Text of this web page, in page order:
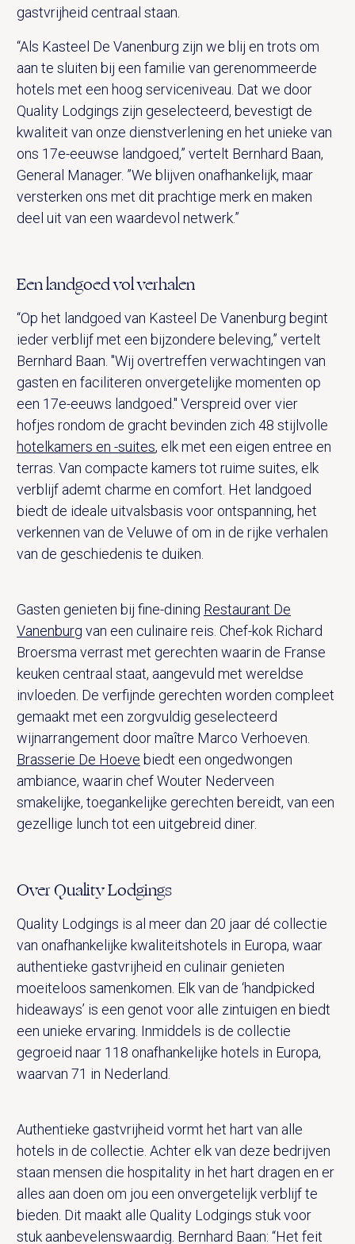
gastvrijheid centraal staan.
“Als Kasteel De Vanenburg zijn we blij en trots om
aan te sluiten bij een familie van gerenommeerde
hotels met een hoog serviceniveau. Dat we door
Quality Lodgings zijn geselecteerd, bevestigt de
kwaliteit van onze dienstverlening en het unieke van
ons 17e-eeuwse landgoed,” vertelt Bernhard Baan,
General Manager. ”We blijven onafhankelijk, maar
versterken ons met dit prachtige merk en maken
deel uit van een waardevol netwerk.”
Een landgoed vol verhalen
“Op het landgoed van Kasteel De Vanenburg begint
ieder verblijf met een bijzondere beleving,” vertelt
Bernhard Baan. "Wij overtreffen verwachtingen van
gasten en faciliteren onvergetelijke momenten op
een 17e-eeuws landgoed." Verspreid over vier
hofjes rondom de gracht bevinden zich 48 stijlvolle
hotelkamers en -suites, elk met een eigen entree en
terras. Van compacte kamers tot ruime suites, elk
verblijf ademt charme en comfort. Het landgoed
biedt de ideale uitvalsbasis voor ontspanning, het
verkennen van de Veluwe of om in de rijke verhalen
van de geschiedenis te duiken.
Gasten genieten bij fine-dining Restaurant De
Vanenburg van een culinaire reis. Chef-kok Richard
Broersma verrast met gerechten waarin de Franse
keuken centraal staat, aangevuld met wereldse
invloeden. De verfijnde gerechten worden compleet
gemaakt met een zorgvuldig geselecteerd
wijnarrangement door maître Marco Verhoeven.
Brasserie De Hoeve biedt een ongedwongen
ambiance, waarin chef Wouter Nederveen
smakelijke, toegankelijke gerechten bereidt, van een
gezellige lunch tot een uitgebreid diner.
Over Quality Lodgings
Quality Lodgings is al meer dan 20 jaar dé collectie
van onafhankelijke kwaliteitshotels in Europa, waar
authentieke gastvrijheid en culinair genieten
moeiteloos samenkomen. Elk van de ‘handpicked
hideaways’ is een genot voor alle zintuigen en biedt
een unieke ervaring. Inmiddels is de collectie
gegroeid naar 118 onafhankelijke hotels in Europa,
waarvan 71 in Nederland.
Authentieke gastvrijheid vormt het hart van alle
hotels in de collectie. Achter elk van deze bedrijven
staan mensen die hospitality in het hart dragen en er
alles aan doen om jou een onvergetelijk verblijf te
bieden. Dit maakt alle Quality Lodgings stuk voor
stuk aanbevelenswaardig. Bernhard Baan: “Het feit